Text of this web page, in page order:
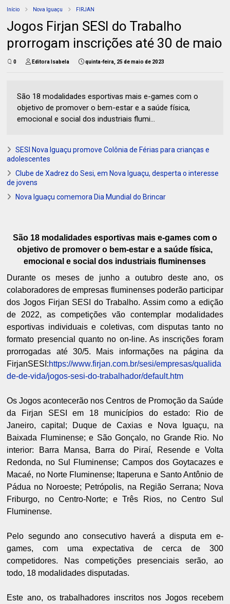
Início Nova Iguaçu FIRJAN
Jogos Firjan SESI do Trabalho
prorrogam inscrições até 30 de maio
0 Editora Isabela quinta-feira, 25 de maio de 2023
São 18 modalidades esportivas mais e-games com o
objetivo de promover o bem-estar e a saúde física,
emocional e social dos industriais flumi...
SESI Nova Iguaçu promove Colônia de Férias para crianças e
adolescentes
Clube de Xadrez do Sesi, em Nova Iguaçu, desperta o interesse
de jovens
Nova Iguaçu comemora Dia Mundial do Brincar
São 18 modalidades esportivas mais e-games com o
objetivo de promover o bem-estar e a saúde física,
emocional e social dos industriais fluminenses
Durante os meses de junho a outubro deste ano, os
colaboradores de empresas fluminenses poderão participar
dos Jogos Firjan SESI do Trabalho. Assim como a edição
de 2022, as competições vão contemplar modalidades
esportivas individuais e coletivas, com disputas tanto no
formato presencial quanto no on-line. As inscrições foram
prorrogadas até 30/5. Mais informações na página da
FirjanSESI:https://www.firjan.com.br/sesi/empresas/qualida
de-de-vida/jogos-sesi-do-trabalhador/default.htm
Os Jogos acontecerão nos Centros de Promoção da Saúde
da Firjan SESI em 18 municípios do estado: Rio de
Janeiro, capital; Duque de Caxias e Nova Iguaçu, na
Baixada Fluminense; e São Gonçalo, no Grande Rio. No
interior: Barra Mansa, Barra do Piraí, Resende e Volta
Redonda, no Sul Fluminense; Campos dos Goytacazes e
Macaé, no Norte Fluminense; Itaperuna e Santo Antônio de
Pádua no Noroeste; Petrópolis, na Região Serrana; Nova
Friburgo, no Centro-Norte; e Três Rios, no Centro Sul
Fluminense.
Pelo segundo ano consecutivo haverá a disputa em e-
games, com uma expectativa de cerca de 300
competidores. Nas competições presenciais serão, ao
todo, 18 modalidades disputadas.
Este ano, os trabalhadores inscritos nos Jogos recebem